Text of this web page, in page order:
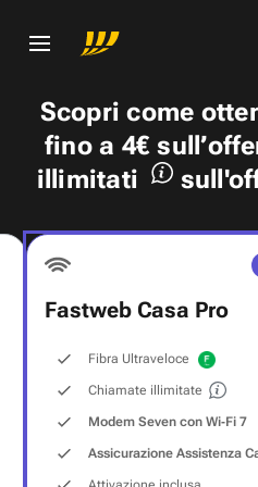
Scopri come
fino a 4€
illimitati
Fastweb Casa Pro
Fibra Ultraveloce
Chiamate illimitate
Modem Seven con Wi‑Fi 7
Assicurazione Assistenza